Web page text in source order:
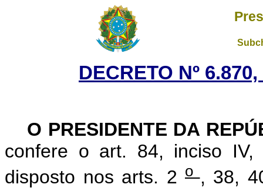
DECRETO Nº
O PRESIDENTE DA
confere o art. 84, inciso IV,
disposto nos arts. 2 o , 38,